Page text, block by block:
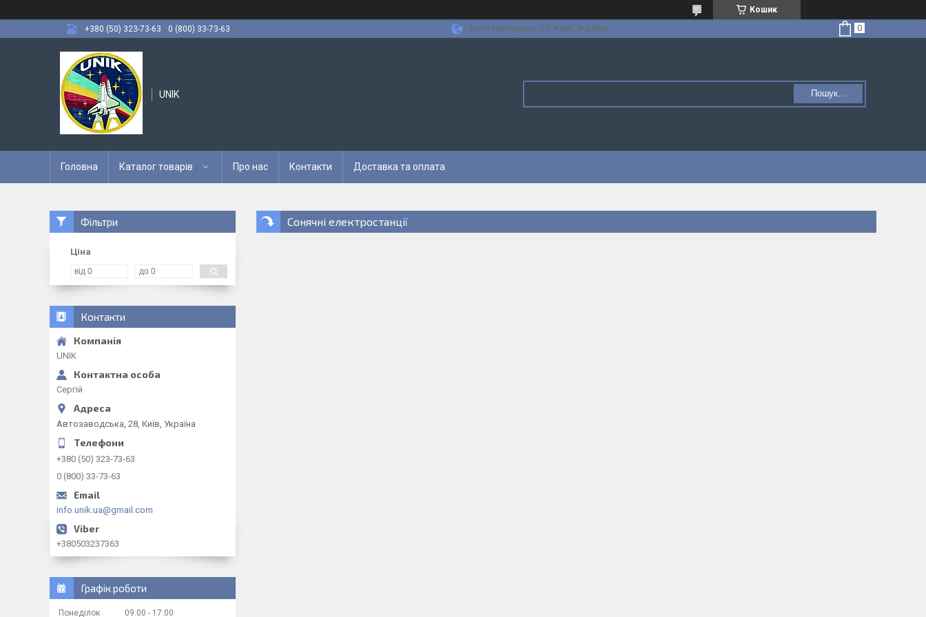
Кошик
+380 (50) 323-73-63
0 (800) 33-73-63 Автозаводська, 28, Київ, Україна
UNIK Пошук...
Головна Каталог товарів Про нас Контакти Доставка та оплата
Сонячні електростанції
Фільтри
Ціна
Контакти
UNIK
Сергій
Автозаводська, 28, Київ, Україна
+380 (50) 323-73-63
0 (800) 33-73-63
info.unik.ua@gmail.com
+380503237363
Графік роботи
Понеділок 09:00 17:00